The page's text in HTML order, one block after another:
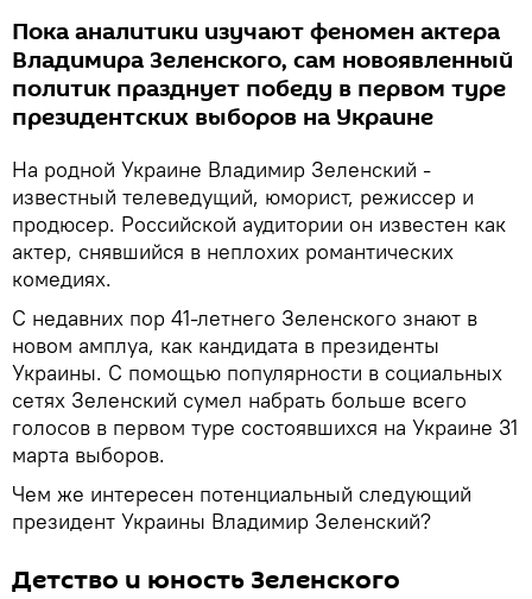
Пока аналитики изучают феномен актера
Владимира Зеленского, сам новоявленный
политик празднует победу в первом туре
президентских выборов на Украине
На родной Украине Владимир Зеленский -
известный телеведущий, юморист, режиссер и
продюсер. Российской аудитории он известен как
актер, снявшийся в неплохих романтических
комедиях.
С недавних пор 41-летнего Зеленского знают в
новом амплуа, как кандидата в президенты
Украины. С помощью популярности в социальных
сетях Зеленский сумел набрать больше всего
голосов в первом туре состоявшихся на Украине 31
марта выборов.
Чем же интересен потенциальный следующий
президент Украины Владимир Зеленский?
Детство и юность Зеленского